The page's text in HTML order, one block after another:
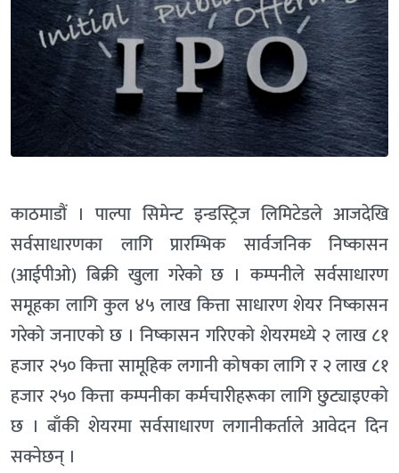
काठमाडौं । पाल्पा सिमेन्ट इन्डस्ट्रिज लिमिटेडले आजदेखि
सर्वसाधारणका लागि प्रारम्भिक सार्वजनिक निष्कासन
(आईपीओ) बिक्री खुला गरेको छ । कम्पनीले सर्वसाधारण
समूहका लागि कुल ४५ लाख कित्ता साधारण शेयर निष्कासन
गरेको जनाएको छ । निष्कासन गरिएको शेयरमध्ये २ लाख ८१
हजार २५० कित्ता सामूहिक लगानी कोषका लागि र २ लाख ८१
हजार २५० कित्ता कम्पनीका कर्मचारीहरूका लागि छुट्याइएको
छ । बाँकी शेयरमा सर्वसाधारण लगानीकर्ताले आवेदन दिन
सक्नेछन् ।